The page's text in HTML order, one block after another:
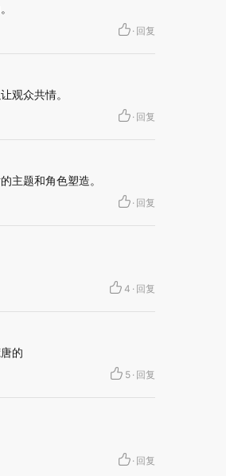
· 回复
观众共情。
· 回复
主题和角色塑造。
· 回复
4 · 回复
的
5 · 回复
· 回复